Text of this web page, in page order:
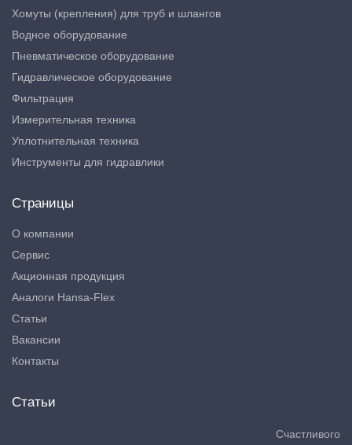
Хомуты (крепления) для труб и шлангов
Водное оборудование
Пневматическое оборудование
Гидравлическое оборудование
Фильтрация
Измерительная техника
Уплотнительная техника
Инструменты для гидравлики
Страницы
О компании
Сервис
Акционная продукция
Аналоги Hansa-Flex
Статьи
Вакансии
Контакты
Статьи
Счастливого